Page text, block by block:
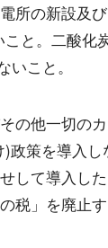
所の新設及
こと。二酸化
いこと。
の他一切の
政策を導入
して導入し
税」を廃止す